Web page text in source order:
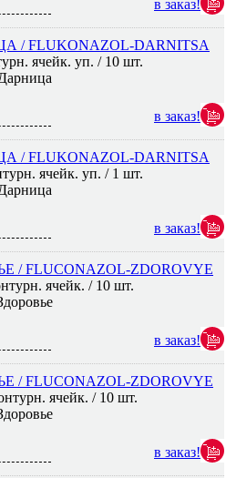
в заказ!
FLUKONAZOL-DARNITSA
ячейк. уп. / 10 шт.
в заказ!
FLUKONAZOL-DARNITSA
ячейк. уп. / 1 шт.
в заказ!
FLUCONAZOL-ZDOROVYE
ячейк. / 10 шт.
в заказ!
FLUCONAZOL-ZDOROVYE
ячейк. / 10 шт.
в заказ!